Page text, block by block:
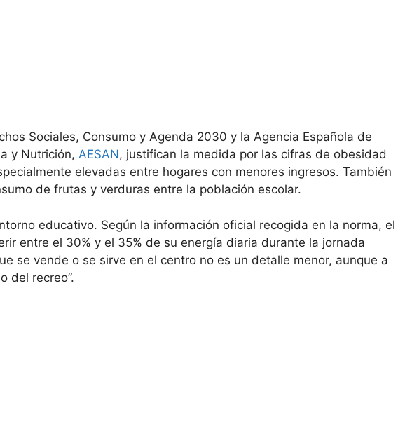
Sociales, Consumo y Agenda 2030 y la Agencia Española de
y Nutrición, AESAN, justifican la medida por las cifras de obesidad
elevadas entre hogares con menores ingresos. También
de frutas y verduras entre la población escolar.
educativo. Según la información oficial recogida en la norma, el
entre el 30% y el 35% de su energía diaria durante la jornada
se vende o se sirve en el centro no es un detalle menor, aunque a
del recreo”.